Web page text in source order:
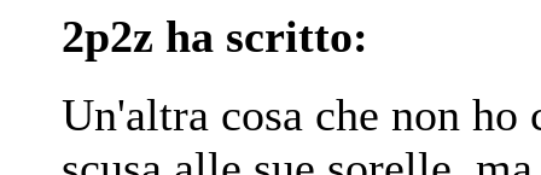
2p2z ha scritto:
Un'altra cosa che non